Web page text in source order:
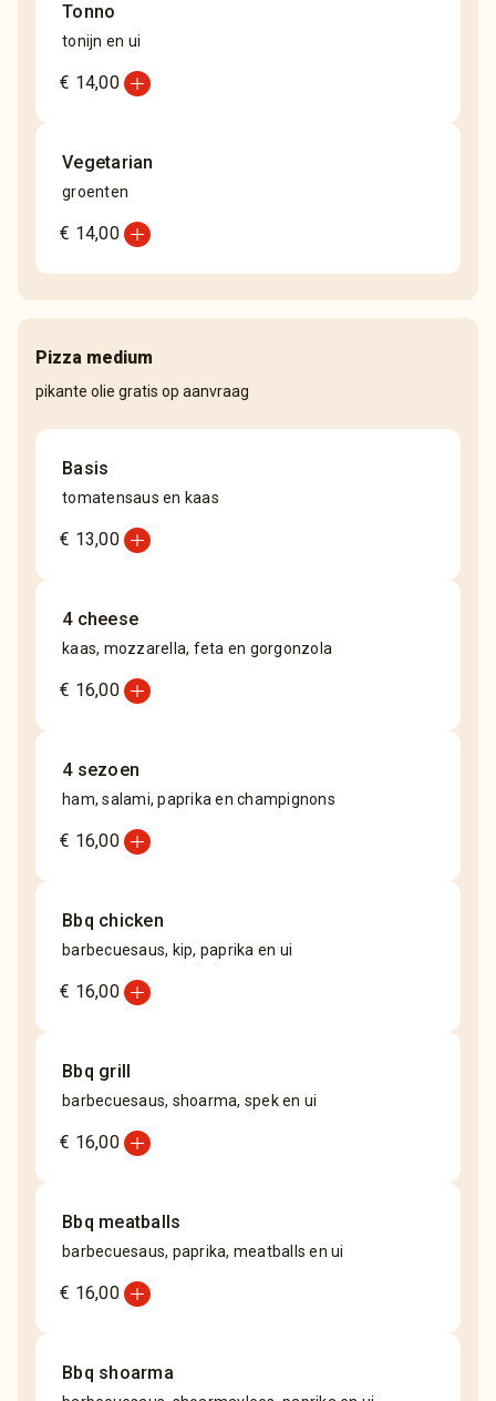
Tonno
tonijn en ui
€ 14,00add_circle
Vegetarian
groenten
€ 14,00add_circle
Pizza medium
pikante olie gratis op aanvraag
Basis
tomatensaus en kaas
€ 13,00add_circle
4 cheese
kaas, mozzarella, feta en gorgonzola
€ 16,00add_circle
4 sezoen
ham, salami, paprika en champignons
€ 16,00add_circle
Bbq chicken
barbecuesaus, kip, paprika en ui
€ 16,00add_circle
Bbq grill
barbecuesaus, shoarma, spek en ui
€ 16,00add_circle
Bbq meatballs
barbecuesaus, paprika, meatballs en ui
€ 16,00add_circle
Bbq shoarma